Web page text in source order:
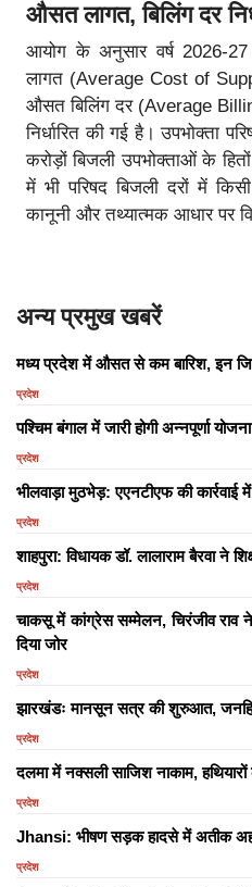
औसत लागत, बिलिंग दर
आयोग के अनुसार वर्ष 2026-
लागत (Average Cost of
औसत बिलिंग दर (Average
निर्धारित की गई है। उपभोक्ता
करोड़ों बिजली उपभोक्ताओं के
में भी परिषद बिजली दरों में
कानूनी और तथ्यात्मक आधार पर
अन्य प्रमुख खबरें
मध्य प्रदेश में औसत से कम बारिश, इन
प्रदेश
पश्चिम बंगाल में जारी होगी अन्नपूर्णा
प्रदेश
भीलवाड़ा मुठभेड़: एएनटीएफ की कार्रवाई
प्रदेश
शाहपुरा: विधायक डॉ. लालाराम बैरवा ने
प्रदेश
चाकसू में कांग्रेस सम्मेलन, चिरंजीव राव
दिया जोर
प्रदेश
झारखंडः मानसून सत्र की शुरुआत, जनहित
प्रदेश
दलमा में नक्सली साजिश नाकाम, हथियारों
प्रदेश
Jhansi: भीषण सड़क हादसे में अतीक
प्रदेश